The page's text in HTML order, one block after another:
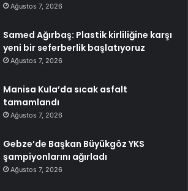
Ağustos 7, 2026
Samed Ağırbaş: Plastik kirliliğine karşı
yeni bir seferberlik başlatıyoruz
Ağustos 7, 2026
Manisa Kula’da sıcak asfalt
tamamlandı
Ağustos 7, 2026
Gebze’de Başkan Büyükgöz YKS
şampiyonlarını ağırladı
Ağustos 7, 2026